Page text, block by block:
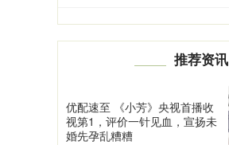
推荐资讯
优配速至 《小芳》央视首播收
视第1，评价一针见血，宣扬未
婚先孕乱糟糟